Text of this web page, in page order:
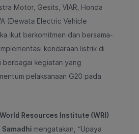
Motor, Gesits, VIAR, Honda
(Dewata Electric Vehicle
ikut berkomitmen dan bersama-
kendaraan listrik di
berbagai kegiatan yang
pelaksanaan G20 pada
Resources Institute (WRI)
mengatakan, “Upaya